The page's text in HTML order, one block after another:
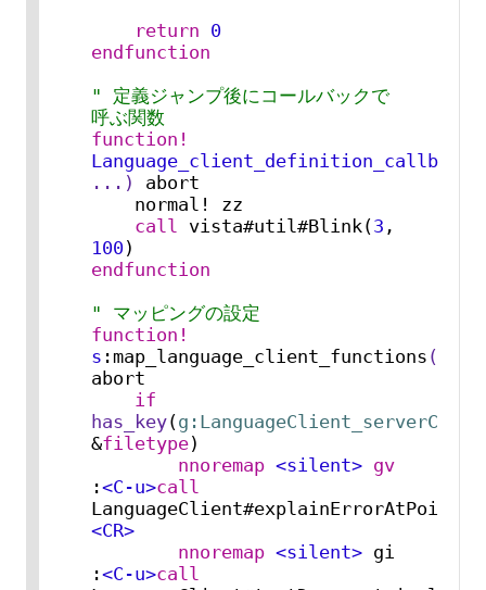
return 0
endfunction
" 定義ジャンプ後にコールバックで
呼ぶ関数
function!
Language_client_definition_callback
...)
abort
call vista#util#Blink(3
100
endfunction
" マッピングの設定
function!
s :map_language_client_functions ()
abort
if
has_key(
&filetype)
nnoremap <silent> gv
:<C-u>call
LanguageClient#explainErrorAtPoint()
<CR>
nnoremap <silent> gi
:<C-u>call